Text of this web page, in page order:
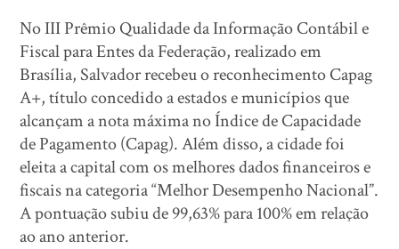
No III Prêmio Qualidade da Informação Contábil e
Fiscal para Entes da Federação, realizado em
Brasília, Salvador recebeu o reconhecimento Capag
A+, título concedido a estados e municípios que
alcançam a nota máxima no Índice de Capacidade
de Pagamento (Capag). Além disso, a cidade foi
eleita a capital com os melhores dados financeiros e
fiscais na categoria “Melhor Desempenho Nacional”.
A pontuação subiu de 99,63% para 100% em relação
ao ano anterior.